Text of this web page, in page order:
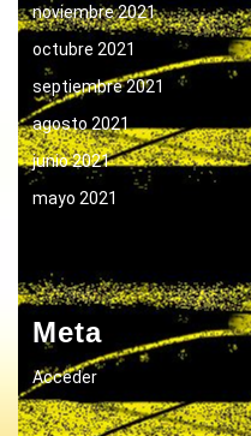
noviembre 2021
octubre 2021
septiembre 2021
agosto 2021
junio 2021
mayo 2021
Meta
Acceder